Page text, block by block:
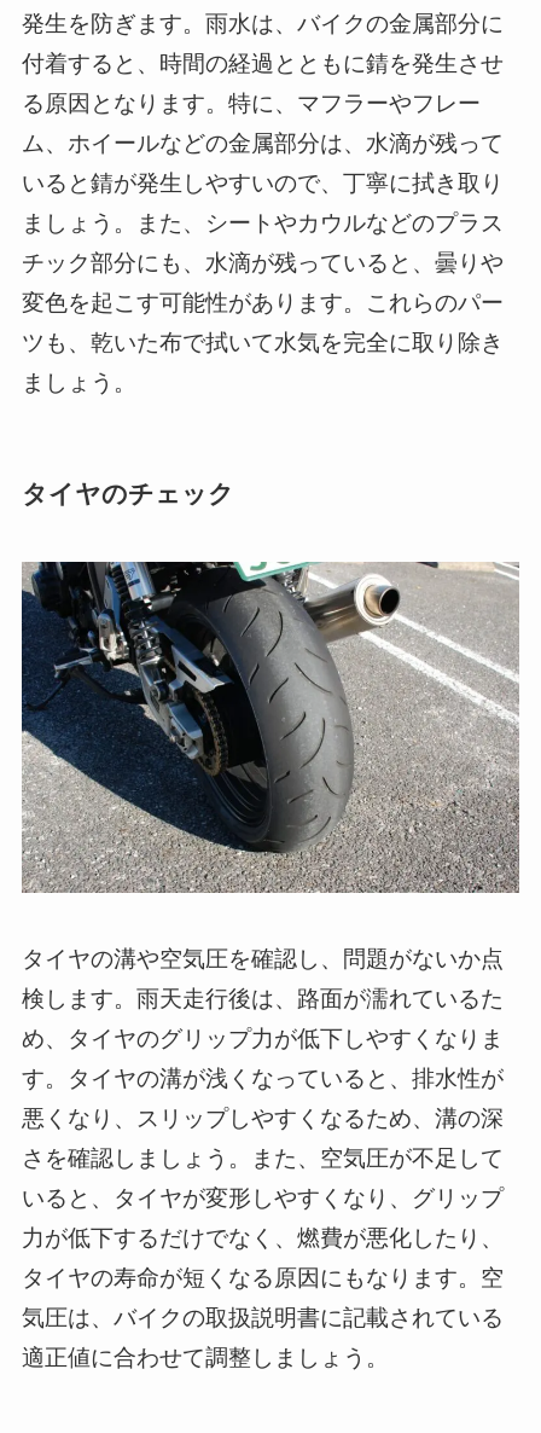
発生を防ぎます。雨水は、バイクの金属部分に
付着すると、時間の経過とともに錆を発生させ
る原因となります。特に、マフラーやフレー
ム、ホイールなどの金属部分は、水滴が残って
いると錆が発生しやすいので、丁寧に拭き取り
ましょう。また、シートやカウルなどのプラス
チック部分にも、水滴が残っていると、曇りや
変色を起こす可能性があります。これらのパー
ツも、乾いた布で拭いて水気を完全に取り除き
ましょう。
タイヤのチェック
タイヤの溝や空気圧を確認し、問題がないか点
検します。雨天走行後は、路面が濡れているた
め、タイヤのグリップ力が低下しやすくなりま
す。タイヤの溝が浅くなっていると、排水性が
悪くなり、スリップしやすくなるため、溝の深
さを確認しましょう。また、空気圧が不足して
いると、タイヤが変形しやすくなり、グリップ
力が低下するだけでなく、燃費が悪化したり、
タイヤの寿命が短くなる原因にもなります。空
気圧は、バイクの取扱説明書に記載されている
適正値に合わせて調整しましょう。